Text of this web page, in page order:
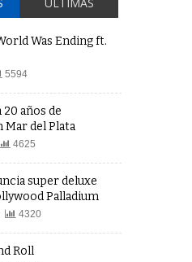
Was Ending ft.
5594
20 años de
del Plata
4625
super deluxe
Palladium
4320
Roll